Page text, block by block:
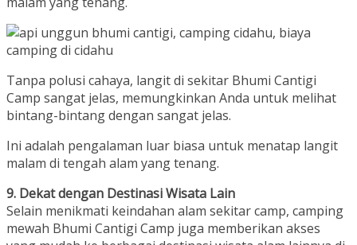
Tanpa polusi cahaya, langit di sekitar Bhumi Cantigi
Camp sangat jelas, memungkinkan Anda untuk melihat
bintang-bintang dengan sangat jelas.
Ini adalah pengalaman luar biasa untuk menatap langit
malam di tengah alam yang tenang.
9. Dekat dengan Destinasi Wisata Lain
Selain menikmati keindahan alam sekitar camp, camping
mewah Bhumi Cantigi Camp juga memberikan akses